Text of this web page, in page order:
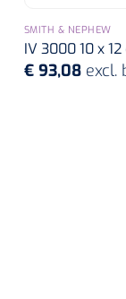
SMITH & NEPHEW
IV 3000 10 x
€ 93,08 excl.